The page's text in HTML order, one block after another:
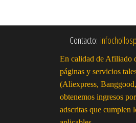
Contacto:
En calidad de Afiliado
páginas y servicios
(Aliexpress,
obtenemos ingresos
adscritas que cumplen